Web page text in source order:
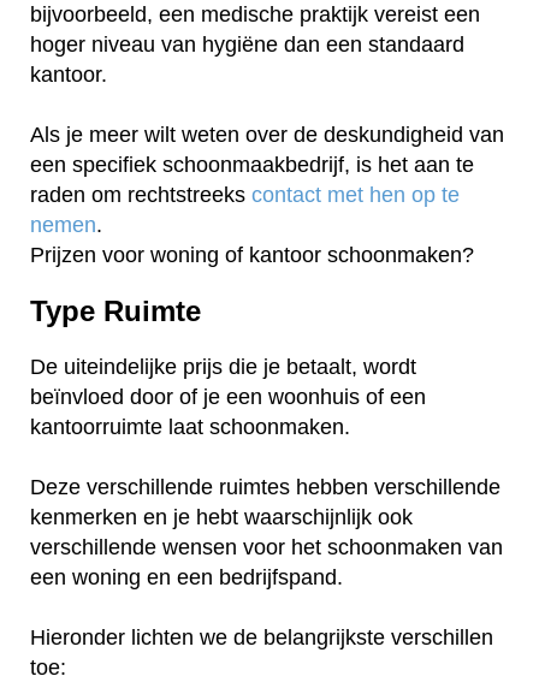
bijvoorbeeld, een medische praktijk vereist een
hoger niveau van hygiëne dan een standaard
kantoor.
Als je meer wilt weten over de deskundigheid van
een specifiek schoonmaakbedrijf, is het aan te
raden om rechtstreeks contact met hen op te
nemen.
Prijzen voor woning of kantoor schoonmaken?
Type Ruimte
De uiteindelijke prijs die je betaalt, wordt
beïnvloed door of je een woonhuis of een
kantoorruimte laat schoonmaken.
Deze verschillende ruimtes hebben verschillende
kenmerken en je hebt waarschijnlijk ook
verschillende wensen voor het schoonmaken van
een woning en een bedrijfspand.
Hieronder lichten we de belangrijkste verschillen
toe: